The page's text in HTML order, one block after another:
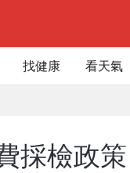
找健康 看天氣
採檢政策